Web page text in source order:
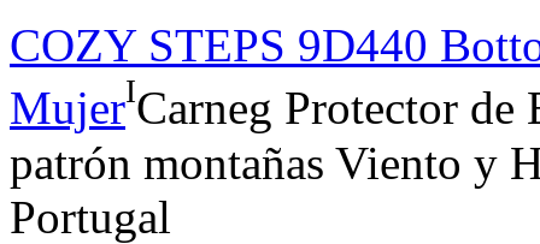
COZY STEPS 9D440
MujerICarneg Protector de
patrón montañas Viento y
Portugal